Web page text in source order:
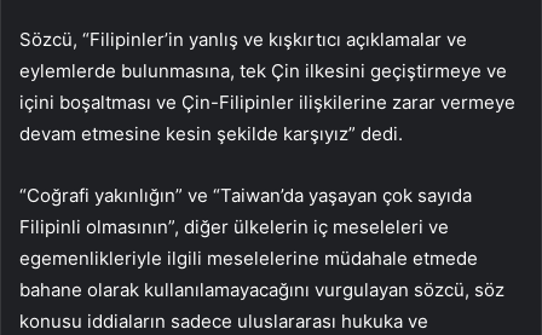
Sözcü, “Filipinler’in yanlış ve kışkırtıcı açıklamalar ve
eylemlerde bulunmasına, tek Çin ilkesini geçiştirmeye ve
içini boşaltması ve Çin-Filipinler ilişkilerine zarar vermeye
devam etmesine kesin şekilde karşıyız” dedi.
“Coğrafi yakınlığın” ve “Taiwan’da yaşayan çok sayıda
Filipinli olmasının”, diğer ülkelerin iç meseleleri ve
egemenlikleriyle ilgili meselelerine müdahale etmede
bahane olarak kullanılamayacağını vurgulayan sözcü, söz
konusu iddiaların sadece uluslararası hukuka ve